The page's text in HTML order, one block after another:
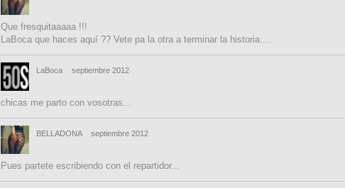
Que fresquitaaaaa !!!
LaBoca que haces aquí ?? Vete pa la otra a terminar la historia....
LaBoca septiembre 2012
chicas me parto con vosotras...
BELLADONA septiembre 2012
Pues partete escribiendo con el repartidor...